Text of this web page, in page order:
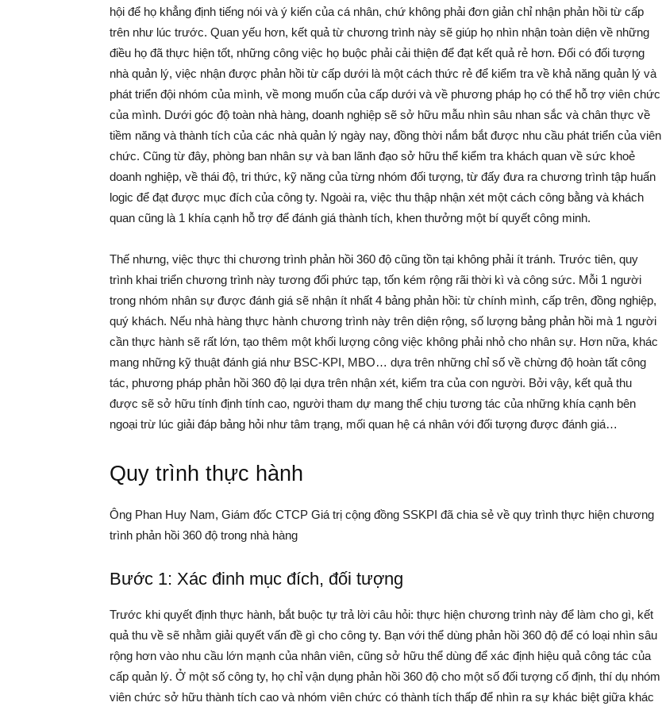
Làm
Giàu
hội để họ khẳng định tiếng nói và ý kiến của cá nhân, chứ không phải đơn giản chỉ nhận phản hồi từ cấp
trên như lúc trước. Quan yếu hơn, kết quả từ chương trình này sẽ giúp họ nhìn nhận toàn diện về những
điều họ đã thực hiện tốt, những công việc họ buộc phải cải thiện để đạt kết quả rẻ hơn. Đối có đối tượng
nhà quản lý, việc nhận được phản hồi từ cấp dưới là một cách thức rẻ để kiểm tra về khả năng quản lý và
phát triển đội nhóm của mình, về mong muốn của cấp dưới và về phương pháp họ có thể hỗ trợ viên chức
của mình. Dưới góc độ toàn nhà hàng, doanh nghiệp sẽ sở hữu mẫu nhìn sâu nhan sắc và chân thực về
tiềm năng và thành tích của các nhà quản lý ngày nay, đồng thời nắm bắt được nhu cầu phát triển của viên
chức. Cũng từ đây, phòng ban nhân sự và ban lãnh đạo sở hữu thể kiểm tra khách quan về sức khoẻ
doanh nghiệp, về thái độ, tri thức, kỹ năng của từng nhóm đối tượng, từ đấy đưa ra chương trình tập huấn
logic để đạt được mục đích của công ty. Ngoài ra, việc thu thập nhận xét một cách công bằng và khách
quan cũng là 1 khía cạnh hỗ trợ để đánh giá thành tích, khen thưởng một bí quyết công minh.
Thế nhưng, việc thực thi chương trình phản hồi 360 độ cũng tồn tại không phải ít tránh. Trước tiên, quy
trình khai triển chương trình này tương đối phức tạp, tốn kém rộng rãi thời kì và công sức. Mỗi 1 người
trong nhóm nhân sự được đánh giá sẽ nhận ít nhất 4 bảng phản hồi: từ chính mình, cấp trên, đồng nghiệp,
quý khách. Nếu nhà hàng thực hành chương trình này trên diện rộng, số lượng bảng phản hồi mà 1 người
cần thực hành sẽ rất lớn, tạo thêm một khối lượng công việc không phải nhỏ cho nhân sự. Hơn nữa, khác
mang những kỹ thuật đánh giá như BSC-KPI, MBO… dựa trên những chỉ số về chừng độ hoàn tất công
tác, phương pháp phản hồi 360 độ lại dựa trên nhận xét, kiểm tra của con người. Bởi vậy, kết quả thu
được sẽ sở hữu tính định tính cao, người tham dự mang thể chịu tương tác của những khía cạnh bên
ngoại trừ lúc giải đáp bảng hỏi như tâm trạng, mối quan hệ cá nhân với đối tượng được đánh giá…
Quy trình thực hành
Ông Phan Huy Nam, Giám đốc CTCP Giá trị cộng đồng SSKPI đã chia sẻ về quy trình thực hiện chương
trình phản hồi 360 độ trong nhà hàng
Bước 1: Xác đinh mục đích, đối tượng
Trước khi quyết định thực hành, bắt buộc tự trả lời câu hỏi: thực hiện chương trình này để làm cho gì, kết
quả thu về sẽ nhằm giải quyết vấn đề gì cho công ty. Bạn với thể dùng phản hồi 360 độ để có loại nhìn sâu
rộng hơn vào nhu cầu lớn mạnh của nhân viên, cũng sở hữu thể dùng để xác định hiệu quả công tác của
cấp quản lý. Ở một số công ty, họ chỉ vận dụng phản hồi 360 độ cho một số đối tượng cố định, thí dụ nhóm
viên chức sở hữu thành tích cao và nhóm viên chức có thành tích thấp để nhìn ra sự khác biệt giữa khác